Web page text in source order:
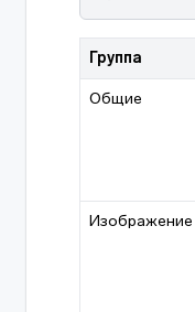
Группа
Общие
Изображение